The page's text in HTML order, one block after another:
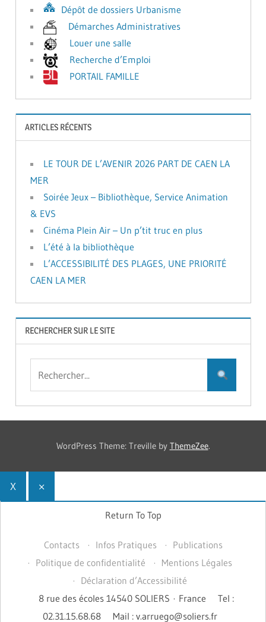
Dépôt de dossiers Urbanisme
Démarches Administratives
Louer une salle
Recherche d’Emploi
PORTAIL FAMILLE
ARTICLES RÉCENTS
LE TOUR DE L’AVENIR 2026 PART DE CAEN LA
MER
Soirée Jeux – Bibliothèque, Service Animation
& EVS
Cinéma Plein Air – Un p’tit truc en plus
L’été à la bibliothèque
L’ACCESSIBILITÉ DES PLAGES, UNE PRIORITÉ
CAEN LA MER
RECHERCHER SUR LE SITE
WordPress Theme: Treville by ThemeZee.
X ×
Return To Top
Contacts Infos Pratiques
Publications
Politique de confidentialité
Mentions Légales
Déclaration d’Accessibilité
8 rue des écoles 14540 SOLIERS · France
Tel :
02.31.15.68.68
Mail : v.arruego@soliers.fr